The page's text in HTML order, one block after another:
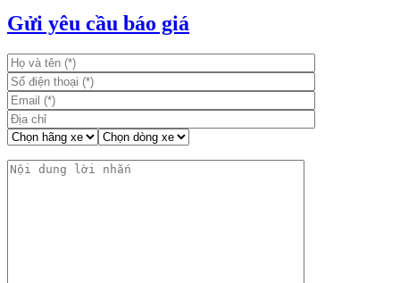
Gửi yêu cầu báo giá